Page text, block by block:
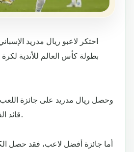
احتكر لاعبو ريال مدريد
بطولة كأس العالم للأندية
وحصل ريال مدريد على جائزة اللعب
قائد الفريق سيرخيو راموس.
أما جائزة أفضل لاعب، فقد حصل